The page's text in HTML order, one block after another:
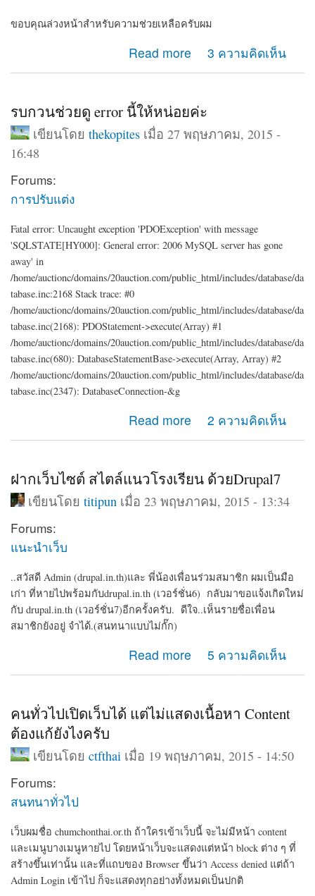
ขอบคุณล่วงหน้าสำหรับความช่วยเหลือครับผม
Read more
about Article กับ Basic Page 3 ความคิดเห็น
รบกวนช่วยดู error นี้ให้หน่อยค่ะ
เขียนโดย thekopitesเมื่อ 27 พฤษภาคม, 2015 -
16:48
Forums:
การปรับแต่ง
Fatal error: Uncaught exception 'PDOException' with message
'SQLSTATE[HY000]: General error: 2006 MySQL server has gone
away' in
/home/auctionc/domains/20auction.com/public_html/includes/database/da
tabase.inc:2168 Stack trace: #0
/home/auctionc/domains/20auction.com/public_html/includes/database/da
tabase.inc(2168): PDOStatement->execute(Array) #1
/home/auctionc/domains/20auction.com/public_html/includes/database/da
tabase.inc(680): DatabaseStatementBase->execute(Array, Array) #2
/home/auctionc/domains/20auction.com/public_html/includes/database/da
tabase.inc(2347): DatabaseConnection-&g
Read more
about รบกวนช่วยดู error นี้ให้หน่อยค่ะ 2 ความคิดเห็น
ฝากเว็บไซต์ สไตล์แนวโรงเรียน ด้วยDrupal7
เขียนโดย titipun เมื่อ 23 พฤษภาคม, 2015 - 13:34
Forums:
แนะนำเว็บ
..สวัสดี Admin (drupal.in.th)และ พี่น้องเพื่อนร่วมสมาชิก ผมเป็นมือ
เก่า ที่หายไปพร้อมกับdrupal.in.th (เวอร์ชั่น6) กลับมาขอแจ้งเกิดใหม่
กับ drupal.in.th (เวอร์ชั่น7)อีกครั้งครับ. ดีใจ..เห็นรายชื่อเพื่อน
สมาชิกยังอยู่ จำได้.(สนทนาแบบไม่กั๊ก)
Read more
about ฝากเว็บไซต์ สไตล์แนวโรงเรียน ด้วยDrupal7
5 ความคิดเห็น
คนทั่วไปเปิดเว็บได้ แต่ไม่แสดงเนื้อหา Content
ต้องแก้ยังไงครับ
เขียนโดย ctfthaiเมื่อ 19 พฤษภาคม, 2015 - 14:50
Forums:
สนทนาทั่วไป
เว็บผมชื่อ chumchonthai.or.th ถ้าใครเข้าเว็บนี้ จะไม่มีหน้า content
และเมนูบางเมนูหายไป โดยหน้าเว็บจะแสดงแต่หน้า block ต่าง ๆ ที่
สร้างขึ้นเท่านั้น และที่แถบของ Browser ขึ้นว่า Access denied แต่ถ้า
Admin Login เข้าไป ก็จะแสดงทุกอย่างทั้งหมดเป็นปกติ